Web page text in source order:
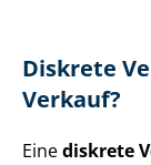
Diskrete
Verkauf?
Einediskrete